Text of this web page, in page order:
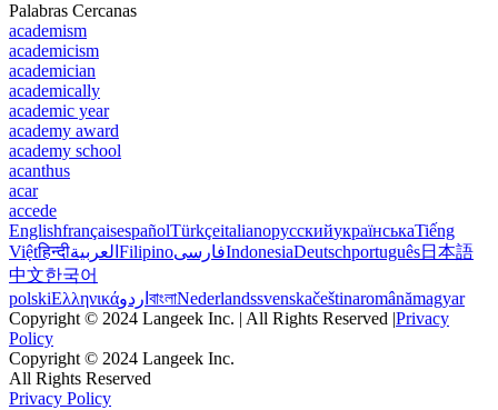
Palabras Cercanas
academism
academicism
academician
academically
academic year
academy award
academy school
acanthus
acar
accede
EnglishfrançaisespañolTürkçeitalianoрусскийукраїнськаTiếng
Việtहिन्दीالعربية FilipinoفارسیIndonesiaDeutschportuguês日本語
中文한국어
polskiΕλληνικάاردو বাংলাNederlandssvenskačeštinaromânămagyar
Copyright © 2024 Langeek Inc. | All Rights Reserved |Privacy
Policy
Copyright © 2024 Langeek Inc.
All Rights Reserved
Privacy Policy